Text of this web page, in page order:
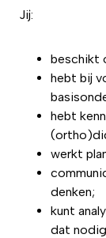
Jij:
beschikt
hebt bij
hebt
werkt
denken;
kunt
dat